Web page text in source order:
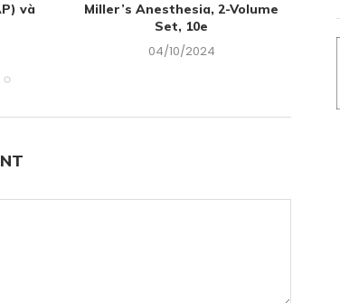
và
Miller’s Anesthesia, 2-Volume
Set, 10e
04/10/2024